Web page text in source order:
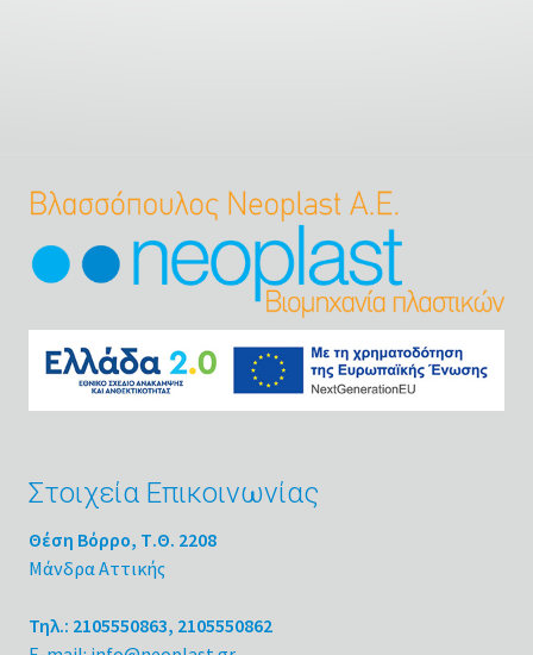
Στοιχεία Επικοινωνίας
Θέση Βόρρο, Τ.Θ. 2208
Μάνδρα Αττικής
Τηλ.: 2105550863, 2105550862